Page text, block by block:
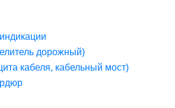
дорожный)
кабеля, кабельный мост)